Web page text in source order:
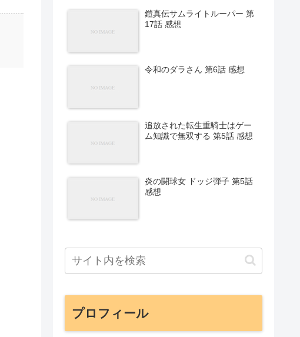
鎧真伝サムライトルーパー 第
17話 感想
令和のダラさん 第6話 感想
追放された転生重騎士はゲー
ム知識で無双する 第5話 感想
炎の闘球女 ドッジ弾子 第5話
感想
プロフィール